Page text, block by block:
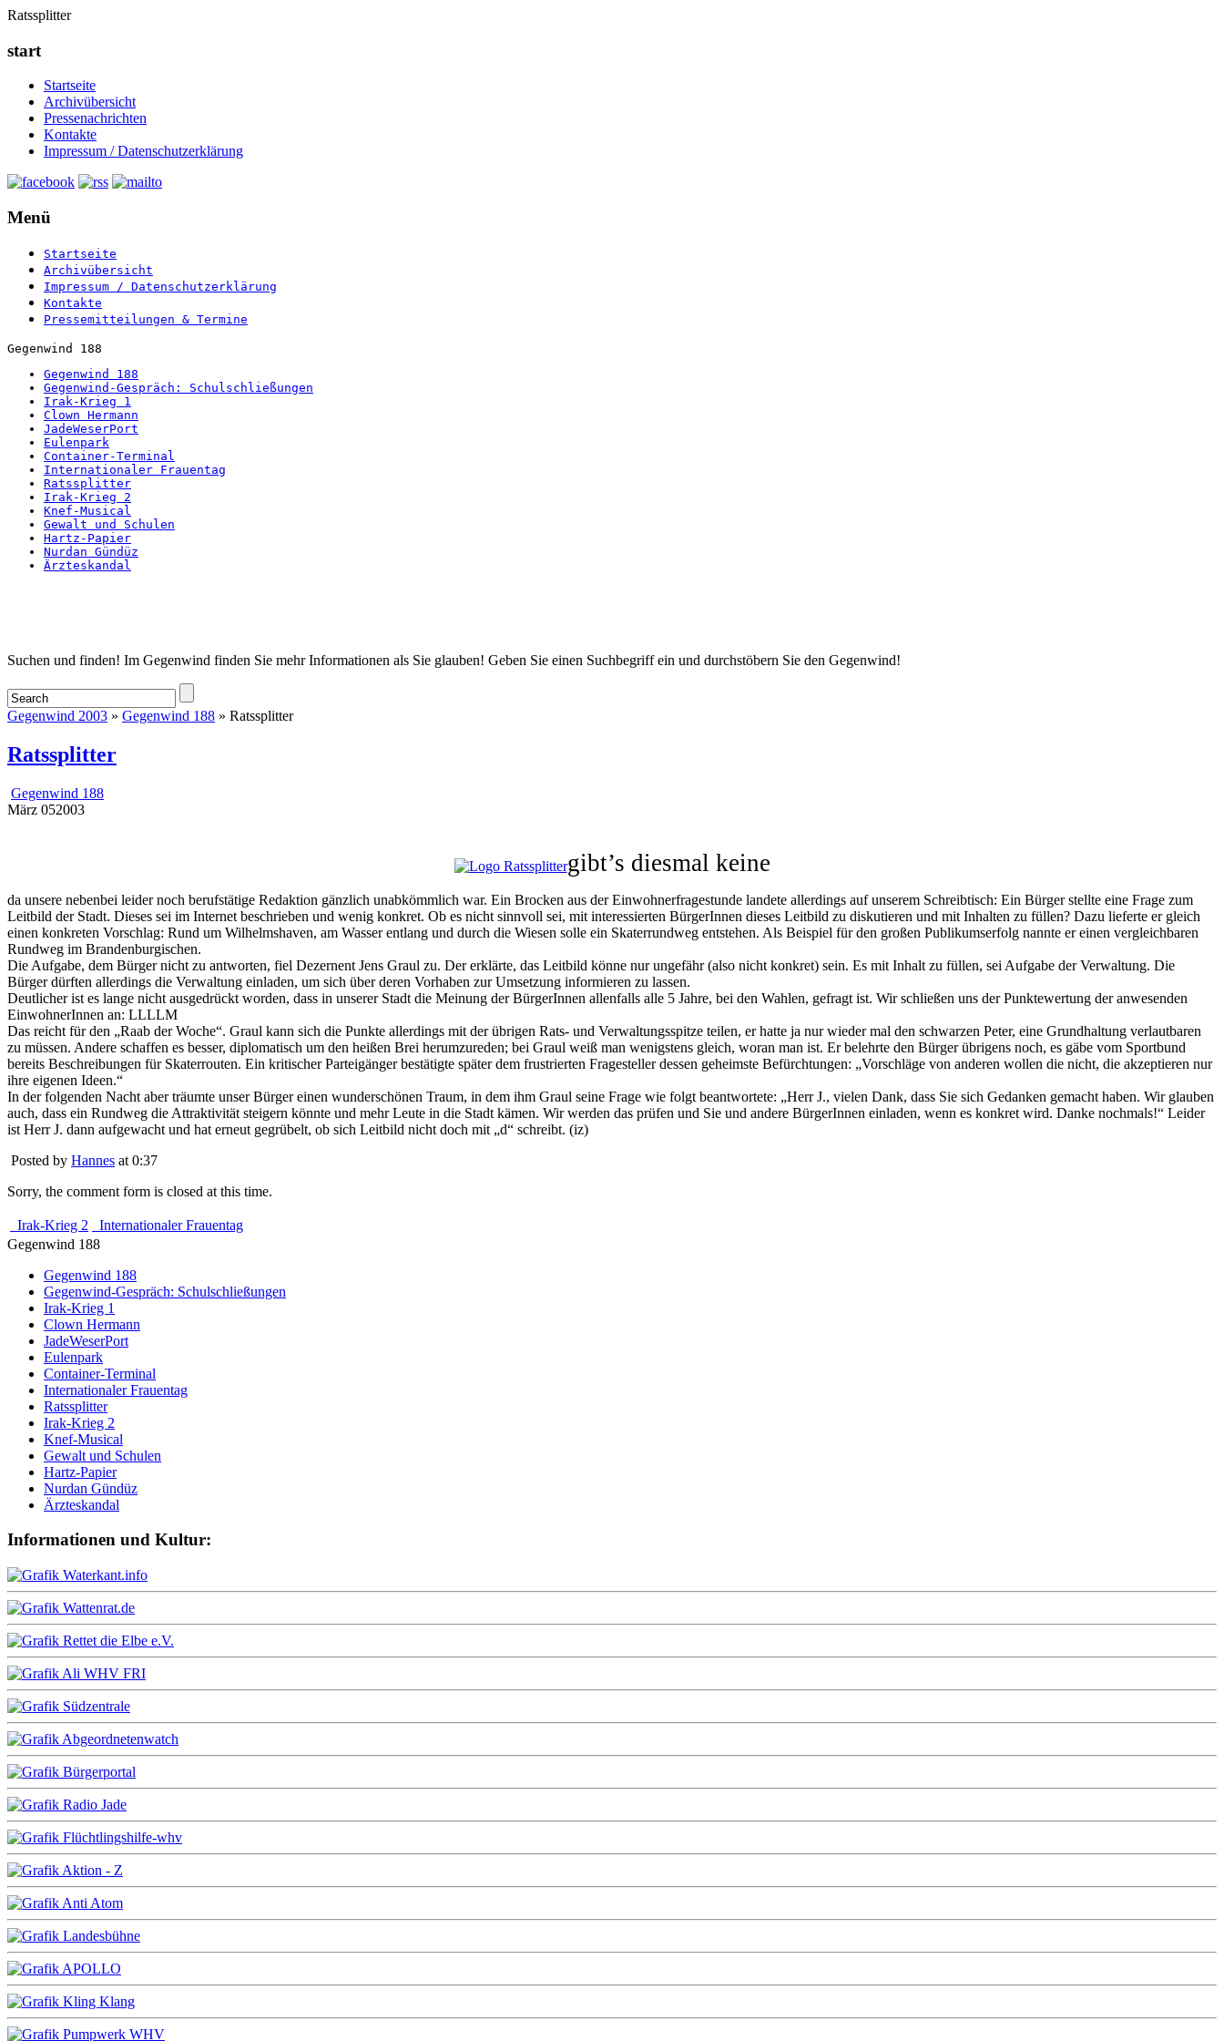
Ratssplitter
start
Startseite
Archivübersicht
Pressenachrichten
Kontakte
Impressum / Datenschutzerklärung
Menü
Startseite
Archivübersicht
Impressum / Datenschutzerklärung
Kontakte
Pressemitteilungen & Termine
Gegenwind 188
Gegenwind 188
Gegenwind-Gespräch: Schulschließungen
Irak-Krieg 1
Clown Hermann
JadeWeserPort
Eulenpark
Container-Terminal
Internationaler Frauentag
Ratssplitter
Irak-Krieg 2
Knef-Musical
Gewalt und Schulen
Hartz-Papier
Nurdan Gündüz
Ärzteskandal
Startseite
Suchen und finden! Im Gegenwind finden Sie mehr Informationen als Sie glauben! Geben Sie einen Suchbegriff ein und durchstöbern Sie den Gegenwind!
Gegenwind 2003 » Gegenwind 188 » Ratssplitter
Ratssplitter
Gegenwind 188
März 052003
gibt’s diesmal keine
da unsere nebenbei leider noch berufstätige Redaktion gänzlich unabkömmlich war. Ein Brocken aus der Einwohnerfragestunde landete allerdings auf unserem Schreibtisch: Ein Bürger stellte eine Frage zum
Leitbild der Stadt. Dieses sei im Internet beschrieben und wenig konkret. Ob es nicht sinnvoll sei, mit interessierten BürgerInnen dieses Leitbild zu diskutieren und mit Inhalten zu füllen? Dazu lieferte er gleich
einen konkreten Vorschlag: Rund um Wilhelmshaven, am Wasser entlang und durch die Wiesen solle ein Skaterrundweg entstehen. Als Beispiel für den großen Publikumserfolg nannte er einen vergleichbaren
Rundweg im Brandenburgischen.
Die Aufgabe, dem Bürger nicht zu antworten, fiel Dezernent Jens Graul zu. Der erklärte, das Leitbild könne nur ungefähr (also nicht konkret) sein. Es mit Inhalt zu füllen, sei Aufgabe der Verwaltung. Die
Bürger dürften allerdings die Verwaltung einladen, um sich über deren Vorhaben zur Umsetzung informieren zu lassen.
Deutlicher ist es lange nicht ausgedrückt worden, dass in unserer Stadt die Meinung der BürgerInnen allenfalls alle 5 Jahre, bei den Wahlen, gefragt ist. Wir schließen uns der Punktewertung der anwesenden
EinwohnerInnen an: LLLLM
Das reicht für den „Raab der Woche“. Graul kann sich die Punkte allerdings mit der übrigen Rats- und Verwaltungsspitze teilen, er hatte ja nur wieder mal den schwarzen Peter, eine Grundhaltung verlautbaren
zu müssen. Andere schaffen es besser, diplomatisch um den heißen Brei herumzureden; bei Graul weiß man wenigstens gleich, woran man ist. Er belehrte den Bürger übrigens noch, es gäbe vom Sportbund
bereits Beschreibungen für Skaterrouten. Ein kritischer Parteigänger bestätigte später dem frustrierten Fragesteller dessen geheimste Befürchtungen: „Vorschläge von anderen wollen die nicht, die akzeptieren nur
ihre eigenen Ideen.“
In der folgenden Nacht aber träumte unser Bürger einen wunderschönen Traum, in dem ihm Graul seine Frage wie folgt beantwortete: „Herr J., vielen Dank, dass Sie sich Gedanken gemacht haben. Wir glauben
auch, dass ein Rundweg die Attraktivität steigern könnte und mehr Leute in die Stadt kämen. Wir werden das prüfen und Sie und andere BürgerInnen einladen, wenn es konkret wird. Danke nochmals!“ Leider
ist Herr J. dann aufgewacht und hat erneut gegrübelt, ob sich Leitbild nicht doch mit „d“ schreibt. (iz)
Posted by Hannes at 0:37
Sorry, the comment form is closed at this time.
Irak-Krieg 2
Internationaler Frauentag
Gegenwind 188
Gegenwind 188
Gegenwind-Gespräch: Schulschließungen
Irak-Krieg 1
Clown Hermann
JadeWeserPort
Eulenpark
Container-Terminal
Internationaler Frauentag
Ratssplitter
Irak-Krieg 2
Knef-Musical
Gewalt und Schulen
Hartz-Papier
Nurdan Gündüz
Ärzteskandal
Informationen und Kultur: